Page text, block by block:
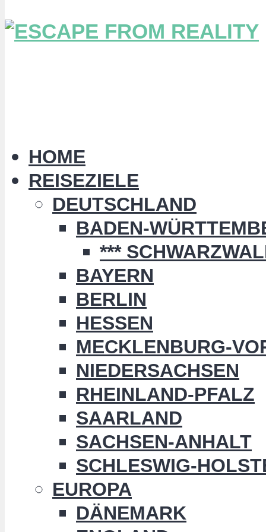
HOME
REISEZIELE
DEUTSCHLAND
BADEN-
***
BAYERN
BERLIN
HESSEN
MECKLENBURG-
NIEDERSACHSEN
RHEINLAND-PFALZ
SAARLAND
SACHSEN-ANHALT
SCHLESWIG-
EUROPA
DÄNEMARK